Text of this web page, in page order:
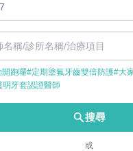
開跑囉#定期塗氟牙齒雙倍防護#大
明牙套認證醫師
搜尋
或